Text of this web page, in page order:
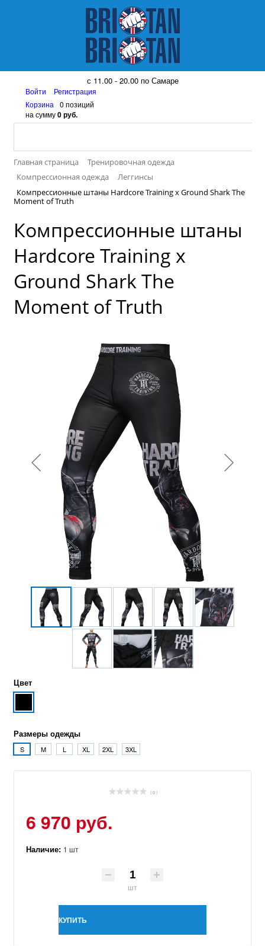
8 (917) 161 08 99
с 11.00 - 20.00 по Самаре
Войти
Регистрация
Корзина
0 позиций
на сумму0 руб.
Главная страница
Тренировочная одежда
Компрессионная одежда
Леггинсы
Компрессионные штаны Hardcore Training х Ground Shark The
Moment of Truth
Компрессионные штаны
Hardcore Training х
Ground Shark The
Moment of Truth
Цвет
Размеры одежды
S M L XL 2XL 3XL
( 0 )
6 970 руб.
Наличие: 1 шт
шт
КУПИТЬ